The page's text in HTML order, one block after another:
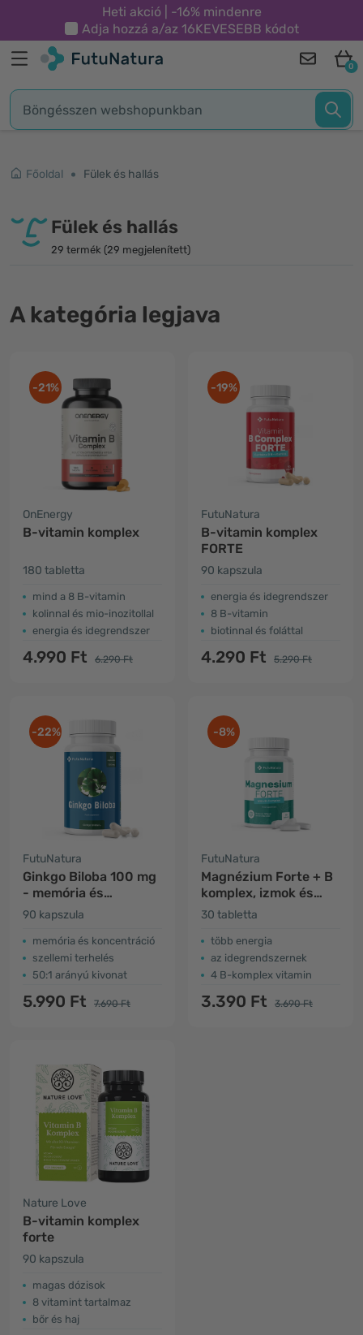
Heti akció | -16% mindenre
Adja hozzá a/az 16KEVESEBB kódot
0
Főoldal Fülek és hallás
Fülek és hallás
29 termék (29 megjelenített)
A kategória legjava
-21%
OnEnergy
B-vitamin komplex
180 tabletta
mind a 8 B-vitamin
kolinnal és mio-inozitollal
energia és idegrendszer
4.990 Ft 6.290 Ft
-19%
FutuNatura
B-vitamin komplex
FORTE
90 kapszula
energia és idegrendszer
8 B-vitamin
biotinnal és foláttal
4.290 Ft 5.290 Ft
-22%
FutuNatura
Ginkgo Biloba 100 mg
- memória és
koncentráció
90 kapszula
memória és koncentráció
szellemi terhelés
50:1 arányú kivonat
5.990 Ft 7.690 Ft
-8%
FutuNatura
Magnézium Forte + B
komplex, izmok és
idegek
30 tabletta
több energia
az idegrendszernek
4 B-komplex vitamin
3.390 Ft 3.690 Ft
Nature Love
B-vitamin komplex
forte
90 kapszula
magas dózisok
8 vitamint tartalmaz
bőr és haj